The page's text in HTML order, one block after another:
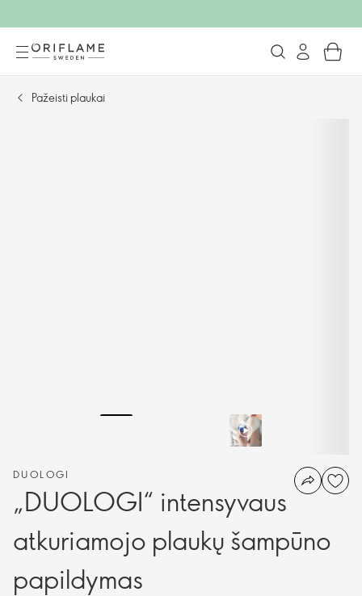
Pažeisti plaukai
DUOLOGI
„DUOLOGI“ intensyvaus
atkuriamojo plaukų šampūno
papildymas